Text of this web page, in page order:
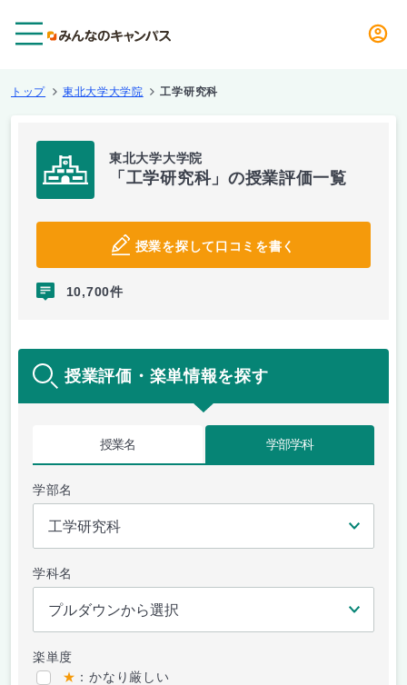
トップ 東北大学大学院 工学研究科
東北大学大学院
「工学研究科」の授業評価一覧
授業を探して口コミを書く
10,700件
授業評価・楽単情報を探す
授業名 学部学科
学部名
学科名
楽単度
★ ：かなり厳しい